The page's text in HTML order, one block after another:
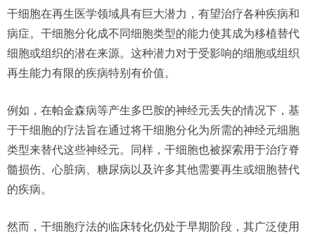
干细胞在再生医学领域具有巨大潜力，有望治疗各种疾病和
病症。干细胞分化成不同细胞类型的能力使其成为移植替代
细胞或组织的潜在来源。这种潜力对于受影响的细胞或组织
再生能力有限的疾病特别有价值。
例如，在帕金森病等产生多巴胺的神经元丢失的情况下，基
于干细胞的疗法旨在通过将干细胞分化为所需的神经元细胞
类型来替代这些神经元。同样，干细胞也被探索用于治疗脊
髓损伤、心脏病、糖尿病以及许多其他需要再生或细胞替代
的疾病。
然而，干细胞疗法的临床转化仍处于早期阶段，其广泛使用